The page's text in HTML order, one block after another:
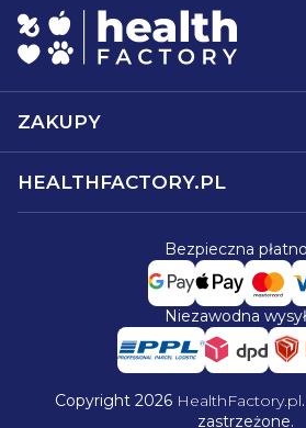
ZAKUPY
HEALTHFACTORY.PL
Bezpieczna
Niezawodna
Copyright 2026 HealthFactory.pl
zastrzeżone.